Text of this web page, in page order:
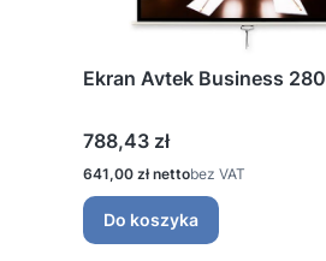
Ekran Avtek Business 280
Cena
788,43 zł
Cena
641,00 zł bez VAT
Do koszyka